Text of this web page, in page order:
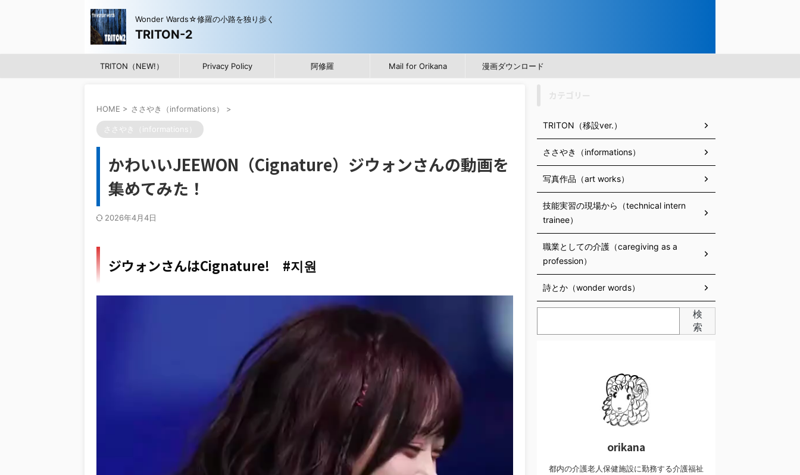
Wonder Wards☆修羅の小路を独り歩く
TRITON-2
TRITON（NEW!） Privacy Policy 阿修羅 Mail for Orikana 漫画ダウンロード
HOME > ささやき（informations） >
ささやき（informations）
かわいいJEEWON（Cignature）ジウォンさんの動画を
集めてみた！
2026年4月4日
ジウォンさんはCignature! #지원
TRITON（移設ver.）
ささやき（informations）
写真作品（art works）
技能実習の現場から（technical intern
trainee）
職業としての介護（caregiving as a
profession）
詩とか（wonder words）
検
索
orikana
都内の介護老人保健施設に勤務する介護福祉